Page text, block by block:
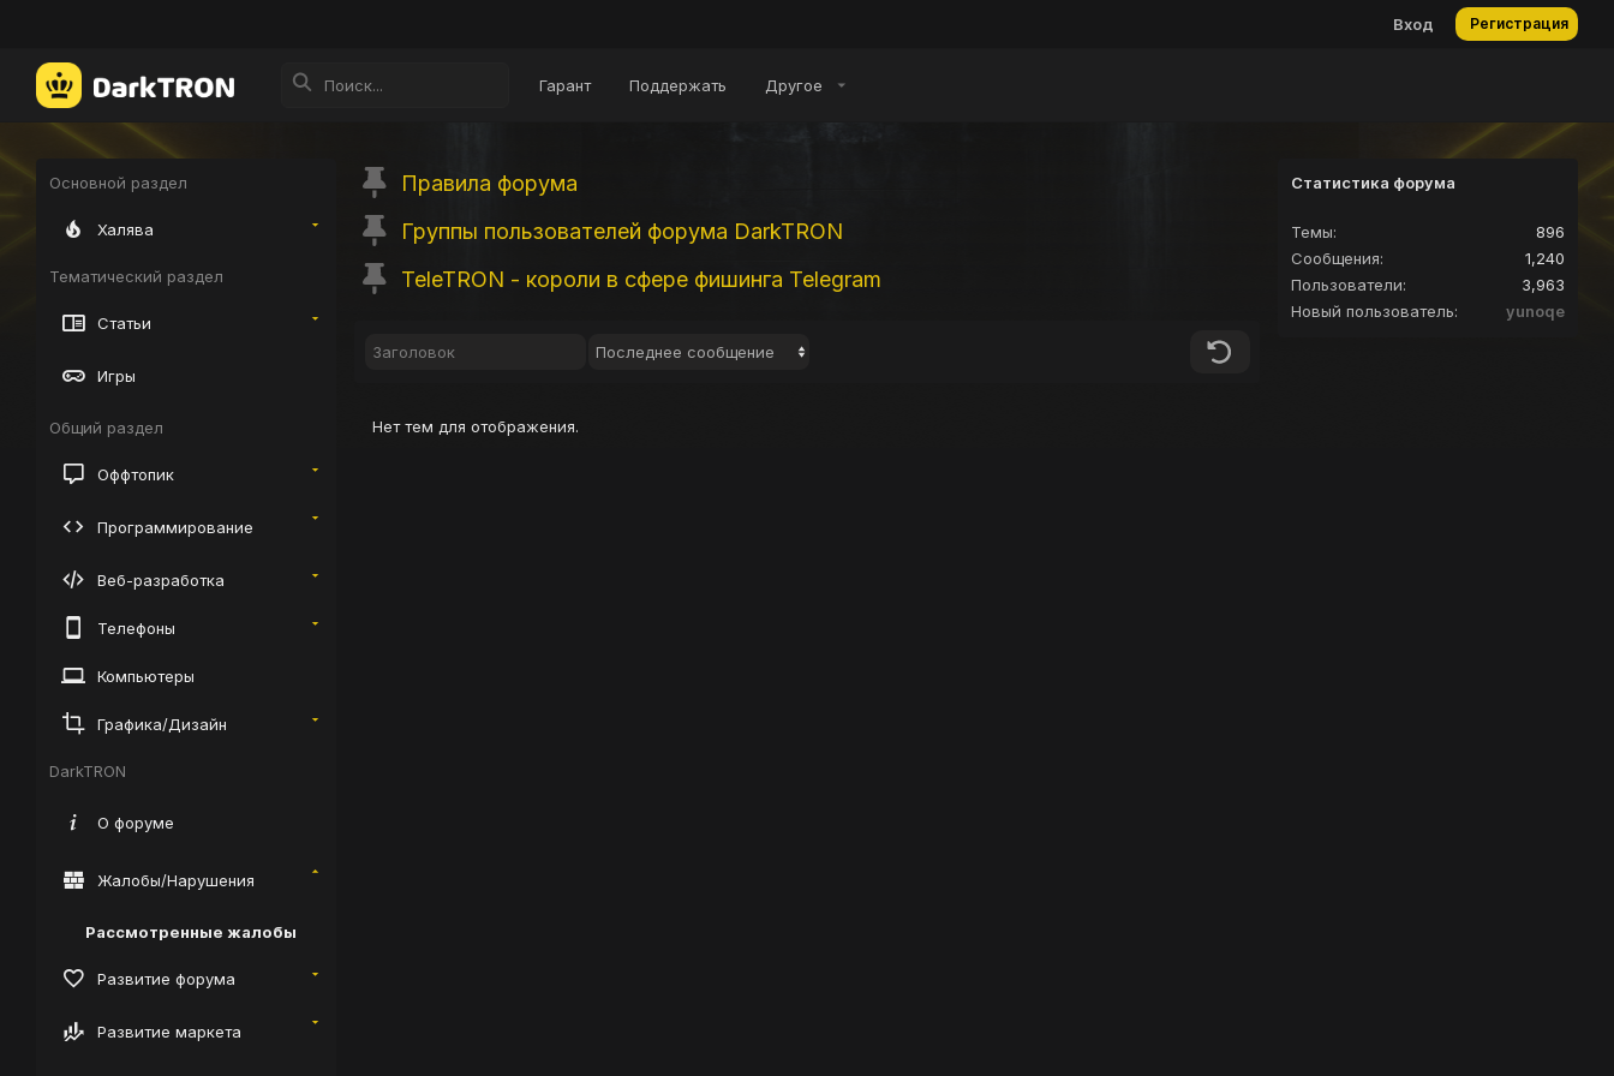
Вход Регистрация
Гарант Поддержать Другое
Основной раздел
Халява
Тематический раздел
Статьи
Игры
Общий раздел
Оффтопик
Программирование
Веб-разработка
Телефоны
Компьютеры
Графика/Дизайн
DarkTRON
О форуме
Жалобы/Нарушения
Рассмотренные жалобы
Развитие форума
Развитие маркета
Правила форума
Группы пользователей форума DarkTRON
TeleTRON - короли в сфере фишинга Telegram
Последнее сообщение
Нет тем для отображения.
Статистика форума
Темы
896
Сообщения
1,240
Пользователи
3,963
Новый пользователь
yunoqe